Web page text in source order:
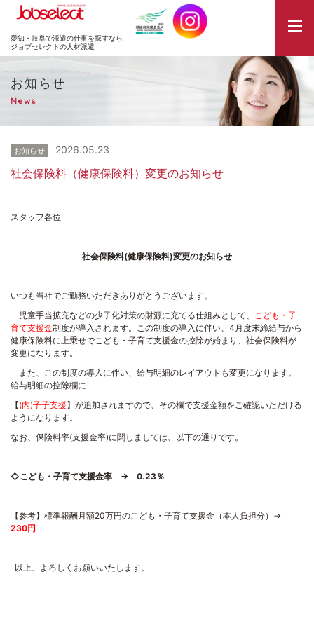
JobSelect
愛知・岐阜で派遣の仕事を探すなら
ジョブセレクトの人材派遣
お知らせ
News
お知らせ 2026.05.23
社会保険料（健康保険料）変更のお知らせ
スタッフ各位
社会保険料(健康保険料)変更のお知らせ
いつも当社でご勤務いただきありがとうございます。
児童手当拡充などの少子化対策の財源に充てる仕組みとして、 こども・子
育て支援金制度が導入されます。この制度の導入に伴い、 4 月度末締給与から
健康保険料に上乗せでこども・子育て支援金の控除が始まり、社会保険料が
変更になります。
また、この制度の導入に伴い、給与明細のレイアウトも変更になります。
給与明細の控除欄に
【(内)子子支援】が追加されますので、その欄で支援金額をご確認いただける
ようになります。
なお、保険料率(支援金率)に関しましては、以下の通りです。
◇こども・子育て支援金率 → 0.23％
【参考】標準報酬月額20万円のこども・子育て支援金（本人負担分）→
230円
以上、よろしくお願いいたします。